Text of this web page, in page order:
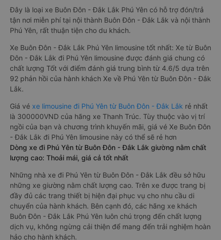
Đây là loại xe Buôn Đôn - Đắk Lắk Phú Yên có hỗ trợ đón/trả
tận nơi miễn phí tại nội thành Buôn Đôn - Đắk Lắk và nội thành
Phú Yên, rất thuận tiện cho du khách.
Xe Buôn Đôn - Đắk Lắk Phú Yên limousine tốt nhất: Xe từ Buôn
Đôn - Đắk Lắk đi Phú Yên limousine được đánh giá chung có
chất lượng Tốt với điểm đánh giá trung bình từ 4.6/5 dựa trên
92 phản hồi của hành khách Xe về Phú Yên từ Buôn Đôn - Đắk
Lắk.
Giá vé xe limousine đi Phú Yên từ Buôn Đôn - Đắk Lắk rẻ nhất
là 300000VND của hãng xe Thanh Trúc. Tùy thuộc vào vị trí
ngồi của bạn và chương trình khuyến mãi, giá vé Xe Buôn Đôn
- Đắk Lắk đi Phú Yên limousine này có thể sẽ rẻ hơn
Dòng xe đi Phú Yên từ Buôn Đôn - Đắk Lắk giường nằm chất
lượng cao: Thoải mái, giá cả tốt nhất
Những nhà xe đi Phú Yên từ Buôn Đôn - Đắk Lắk đều sở hữu
những xe giường nằm chất lượng cao. Trên xe được trang bị
đầy đủ các trang thiết bị hiện đại phục vụ cho nhu cầu di
chuyển của hành khách. Bên cạnh đó, các hãng xe khách
Buôn Đôn - Đắk Lắk Phú Yên luôn chú trọng đến chất lượng
dịch vụ, không ngừng cải thiện để mang đến trải nghiệm hoàn
hảo cho hành khách.